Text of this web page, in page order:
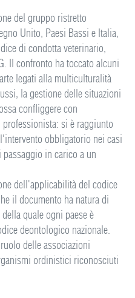
del gruppo ristretto
Unito, Paesi Bassi e Italia,
di condotta veterinario,
Il confronto ha toccato alcuni
legati alla multiculturalità
la gestione delle situazioni
confliggere con
si è raggiunto
obbligatorio nei casi
in carico a un
dell'applicabilità del codice
il documento ha natura di
quale ogni paese è
deontologico nazionale.
delle associazioni
ordinistici riconosciuti